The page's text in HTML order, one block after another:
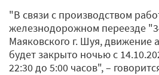
"В связи с производством
железнодорожном переезде
Маяковского г. Шуя, движение
будет закрыто ночью с
22:30 до 5:00 часов", –